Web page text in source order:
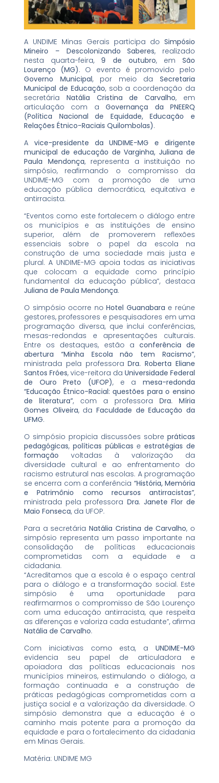
A UNDIME Minas Gerais participa doSimpósio
Mineiro – Descolonizando Saberes, realizado
nesta quarta-feira,9 de outubro, emSão
Lourenço (MG). O evento é promovido pelo
Governo Municipal, por meio daSecretaria
Municipal de Educação, sob a coordenação da
secretária Natália Cristina de Carvalho, em
articulação com aGovernança da PNEERQ
(Política Nacional de Equidade, Educação e
Relações Étnico-Raciais Quilombolas).
A vice-presidente da UNDIME-MG e dirigente
municipal de educação de Varginha, Juliana de
Paula Mendonça, representa a instituição no
simpósio, reafirmando o compromisso da
UNDIME-MG com a promoção de uma
educação pública democrática, equitativa e
antirracista.
“Eventos como este fortalecem o diálogo entre
os municípios e as instituições de ensino
superior, além de promoverem reflexões
essenciais sobre o papel da escola na
construção de uma sociedade mais justa e
plural. A UNDIME-MG apoia todas as iniciativas
que colocam a equidade como princípio
fundamental da educação pública”, destaca
Juliana de Paula Mendonça.
O simpósio ocorre noHotel Guanabara e reúne
gestores, professores e pesquisadores em uma
programação diversa, que inclui conferências,
mesas-redondas e apresentações culturais.
Entre os destaques, estão a conferência de
abertura “Minha Escola não tem Racismo”,
ministrada pela professoraDra. Roberta Eliane
Santos Fróes, vice-reitora daUniversidade Federal
de Ouro Preto (UFOP), e amesa-redonda
“Educação Étnico-Racial: questões para o ensino
de literatura”, com a professoraDra. Míria
Gomes Oliveira, daFaculdade de Educação da
UFMG.
O simpósio propicia discussões sobrepráticas
pedagógicas, políticas públicas eestratégias de
formação voltadas à valorização da
diversidade cultural e ao enfrentamento do
racismo estrutural nas escolas. A programação
se encerra com a conferência “História, Memória
e Patrimônio como recursos antirracistas”,
ministrada pela professora Dra. Janete Flor de
Maio Fonseca, da UFOP.
Para a secretáriaNatália Cristina de Carvalho, o
simpósio representa um passo importante na
consolidação de políticas educacionais
comprometidas com a equidade e a
cidadania.
“Acreditamos que a escola é o espaço central
para o diálogo e a transformação social. Este
simpósio é uma oportunidade para
reafirmarmos o compromisso de São Lourenço
com uma educação antirracista, que respeita
as diferenças e valoriza cada estudante”, afirma
Natália de Carvalho.
Com iniciativas como esta, aUNDIME-MG
evidencia seu papel de articuladora e
apoiadora das políticas educacionais nos
municípios mineiros, estimulando o diálogo, a
formação continuada e a construção de
práticas pedagógicas comprometidas com a
justiça social e a valorização da diversidade. O
simpósio demonstra que a educação é o
caminho mais potente para a promoção da
equidade e para o fortalecimento da cidadania
em Minas Gerais.
Matéria: UNDIME MG